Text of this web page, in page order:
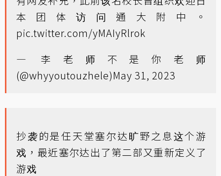
本团体访问通大附中。
pic.twitter.com/yMAIyRlrok
— 李老师不是你老师
(@whyyoutouzhele)May 31, 2023
抄袭的是任天堂塞尔达旷野之息这个游
戏，最近塞尔达出了第二部又重新定义了
游戏